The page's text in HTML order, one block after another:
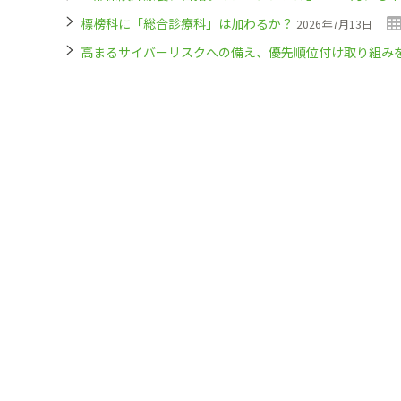
標榜科に「総合診療科」は加わるか？ 2026年7月13日
高まるサイバーリスクへの備え、優先順位付け取り組み